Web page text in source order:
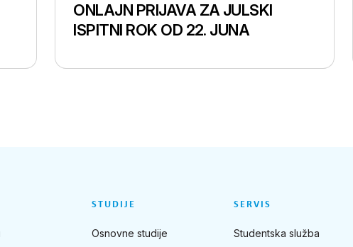
ONLAJN PRIJAVA ZA JULSKI
ISPITNI ROK OD 22. JUNA
STUDIJE
Osnovne studije
SERVIS
Studentska služba